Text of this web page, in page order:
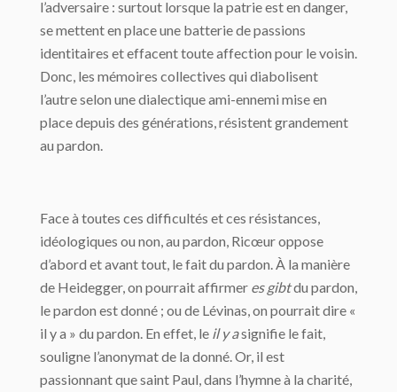
l’adversaire : surtout lorsque la patrie est en danger,
se mettent en place une batterie de passions
identitaires et effacent toute affection pour le voisin.
Donc, les mémoires collectives qui diabolisent
l’autre selon une dialectique ami-ennemi mise en
place depuis des générations, résistent grandement
au pardon.
Face à toutes ces difficultés et ces résistances,
idéologiques ou non, au pardon, Ricœur oppose
d’abord et avant tout, le fait du pardon. À la manière
de Heidegger, on pourrait affirmer es gibtdu pardon,
le pardon est donné ; ou de Lévinas, on pourrait dire «
il y a » du pardon. En effet, le il y asignifie le fait,
souligne l’anonymat de la donné. Or, il est
passionnant que saint Paul, dans l’hymne à la charité,